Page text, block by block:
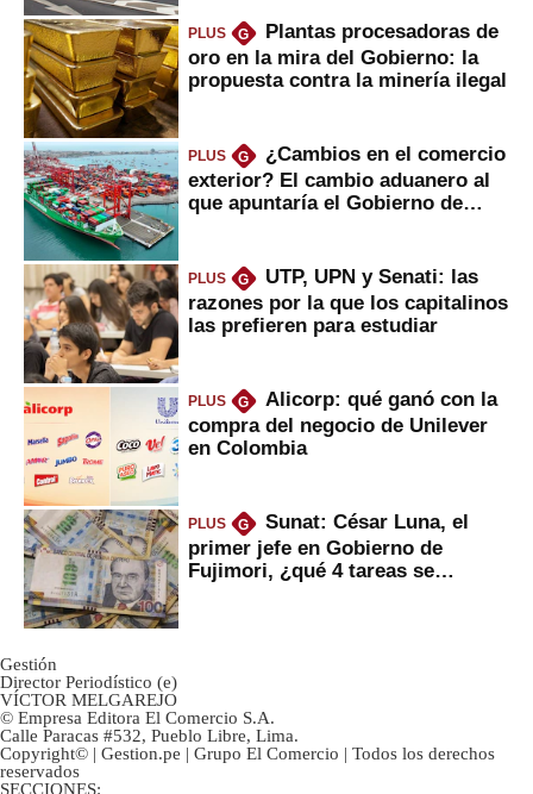
PLUS G
Plantas procesadoras de
oro en la mira del Gobierno: la
propuesta contra la minería ilegal
PLUS G
¿Cambios en el comercio
exterior? El cambio aduanero al
que apuntaría el Gobierno de
PLUS G
UTP, UPN y Senati: las
razones por la que los capitalinos
las prefieren para estudiar
PLUS G
Alicorp: qué ganó con la
compra del negocio de Unilever
en Colombia
PLUS G
Sunat: César Luna, el
primer jefe en Gobierno de
Fujimori, ¿qué 4 tareas se
Gestión
Director Periodístico (e)
VÍCTOR MELGAREJO
© Empresa Editora El Comercio S.A.
Calle Paracas #532, Pueblo Libre, Lima.
Copyright© | Gestion.pe | Grupo El Comercio | Todos los derechos
reservados
SECCIONES: